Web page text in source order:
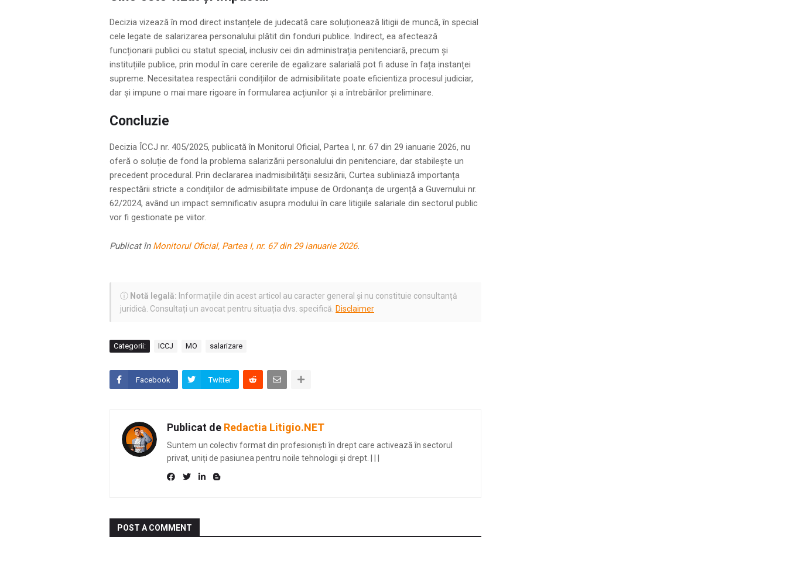
Decizia vizează în mod direct instanțele de judecată care soluționează litigii de muncă, în special
cele legate de salarizarea personalului plătit din fonduri publice. Indirect, ea afectează
funcționarii publici cu statut special, inclusiv cei din administrația penitenciară, precum și
instituțiile publice, prin modul în care cererile de egalizare salarială pot fi aduse în fața instanței
supreme. Necesitatea respectării condițiilor de admisibilitate poate eficientiza procesul judiciar,
dar și impune o mai mare rigoare în formularea acțiunilor și a întrebărilor preliminare.
Concluzie
Decizia ÎCCJ nr. 405/2025, publicată în Monitorul Oficial, Partea I, nr. 67 din 29 ianuarie 2026, nu
oferă o soluție de fond la problema salarizării personalului din penitenciare, dar stabilește un
precedent procedural. Prin declararea inadmisibilității sesizării, Curtea subliniază importanța
respectării stricte a condițiilor de admisibilitate impuse de Ordonanța de urgență a Guvernului nr.
62/2024, având un impact semnificativ asupra modului în care litigiile salariale din sectorul public
vor fi gestionate pe viitor.
Publicat în Monitorul Oficial, Partea I, nr. 67 din 29 ianuarie 2026.
ⓘ Notă legală: Informațiile din acest articol au caracter general și nu constituie consultanță
juridică. Consultați un avocat pentru situația dvs. specifică. Disclaimer
Categorii: ICCJ MO salarizare
Facebook Twitter
Publicat de Redactia Litigio.NET
Suntem un colectiv format din profesioniști în drept care activează în sectorul
privat, uniți de pasiunea pentru noile tehnologii și drept.
POST A COMMENT